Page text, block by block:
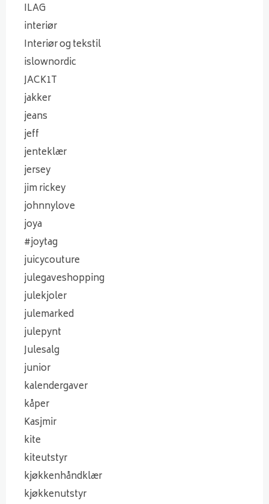
ILAG
interiør
Interiør og tekstil
islownordic
JACK1T
jakker
jeans
jeff
jenteklær
jersey
jim rickey
johnnylove
joya
#joytag
juicycouture
julegaveshopping
julekjoler
julemarked
julepynt
Julesalg
junior
kalendergaver
kåper
Kasjmir
kite
kiteutstyr
kjøkkenhåndklær
kjøkkenutstyr